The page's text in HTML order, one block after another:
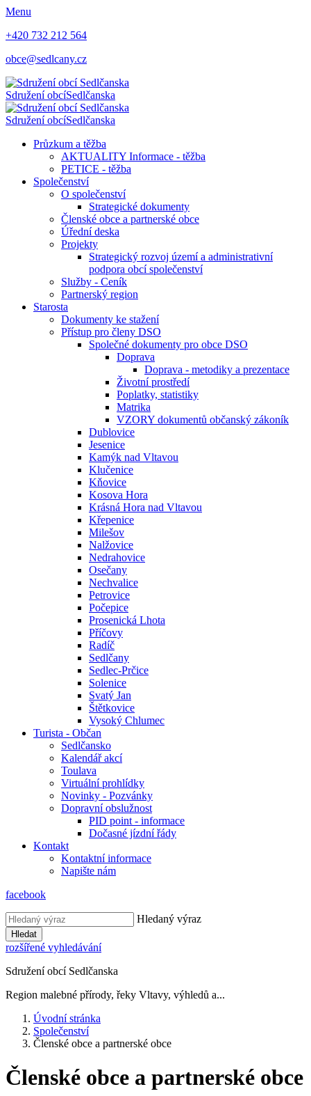
Menu
+420 732 212 564
obce@sedlcany.cz
Sdružení obcíSedlčanska
Sdružení obcíSedlčanska
Průzkum a těžba
AKTUALITY Informace - těžba
PETICE - těžba
Společenství
O společenství
Strategické dokumenty
Členské obce a partnerské obce
Úřední deska
Projekty
Strategický rozvoj území a administrativní
podpora obcí společenství
Služby - Ceník
Partnerský region
Starosta
Dokumenty ke stažení
Přístup pro členy DSO
Společné dokumenty pro obce DSO
Doprava
Doprava - metodiky a prezentace
Životní prostředí
Poplatky, statistiky
Matrika
VZORY dokumentů občanský zákoník
Dublovice
Jesenice
Kamýk nad Vltavou
Klučenice
Kňovice
Kosova Hora
Krásná Hora nad Vltavou
Křepenice
Milešov
Nalžovice
Nedrahovice
Osečany
Nechvalice
Petrovice
Počepice
Prosenická Lhota
Příčovy
Radíč
Sedlčany
Sedlec-Prčice
Solenice
Svatý Jan
Štětkovice
Vysoký Chlumec
Turista - Občan
Sedlčansko
Kalendář akcí
Toulava
Virtuální prohlídky
Novinky - Pozvánky
Dopravní obslužnost
PID point - informace
Dočasné jízdní řády
Kontakt
Kontaktní informace
Napište nám
facebook
Hledaný výraz
Hledat
rozšířené vyhledávání
Sdružení obcí Sedlčanska
Region malebné přírody, řeky Vltavy, výhledů a...
Úvodní stránka
Společenství
Členské obce a partnerské obce
Členské obce a partnerské obce